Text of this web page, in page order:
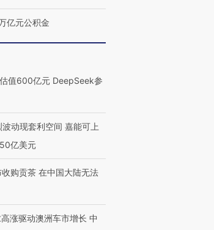
亿元公积金
值600亿元 DeepSeek参
动现套利空间 嘉能可上
亿美元
购贡茶 在中国大陆无法
涨驱动澳洲车市增长 中